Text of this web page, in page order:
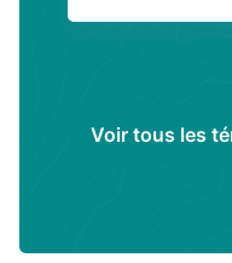
Voir tous les